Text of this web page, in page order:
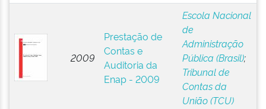
2009
Prestação de
Contas e
Auditoria da
Enap - 2009
Escola Nacional
de
Administração
Pública (Brasil);
Tribunal de
Contas da
União (TCU)